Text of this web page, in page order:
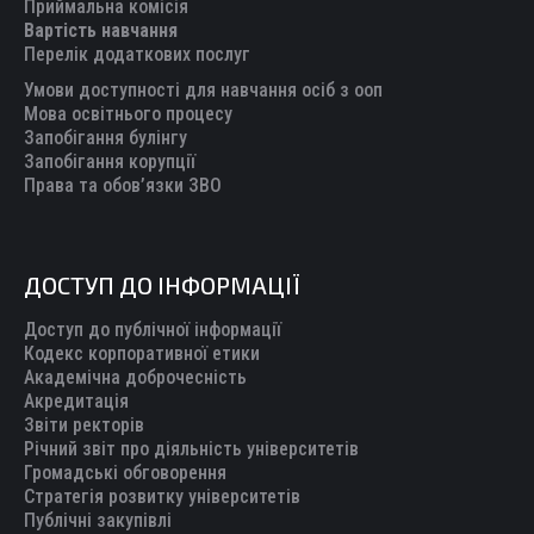
new
window
new
window
new
window
new
window
new
Приймальна комісія
Вартість навчання
Перелік додаткових послуг
Умови доступності для навчання осіб з ооп
Мова освітнього процесу
Запобігання булінгу
Запобігання корупції
Права та обов’язки ЗВО
ДОСТУП ДО ІНФОРМАЦІЇ
Доступ до публічної інформації
Кодекс корпоративної етики
Академічна доброчесність
Акредитація
Звіти ректорів
Річний звіт про діяльність університетів
Громадські обговорення
Стратегія розвитку університетів
Публічні закупівлі